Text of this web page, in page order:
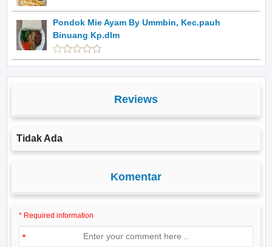
Pondok Mie Ayam By Ummbin, Kec.pauh
Binuang Kp.dlm
Reviews
Tidak Ada
Komentar
* Required information